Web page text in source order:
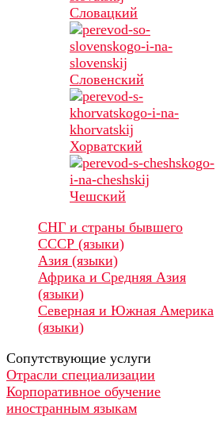
Словацкий
Словенский
Хорватский
Чешский
СНГ и страны бывшего
СССР (языки)
Азия (языки)
Африка и Средняя Азия
(языки)
Северная и Южная Америка
(языки)
Сопутствующие услуги
Отрасли специализации
Корпоративное обучение
иностранным языкам